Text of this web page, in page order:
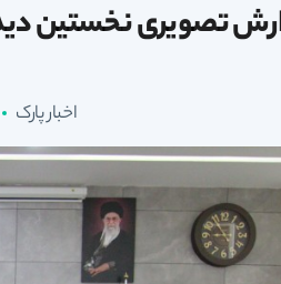
تصویری نخستین
اخبار پارک